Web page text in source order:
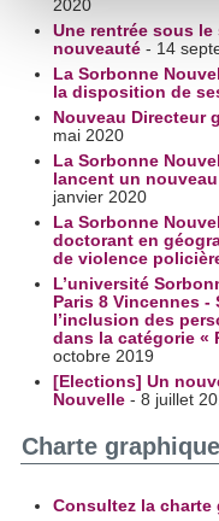
Pour en savoir plus
personnelles et
section « Détails ».
consentement à tout
les cookies.
Les cookies nous
et les annonces,
médias sociaux et
partageons
notre site avec nos
publicité et
d'autres informations
ont collectées lors de
2020
Une rentrée sous
nouveauté- 14
La Sorbonne
la disposition de
Nouveau Directeur
mai 2020
La Sorbonne
lancent un
janvier 2020
La Sorbonne
doctorant en
de violence
L’université
Paris 8 Vincennes
l’inclusion des
dans la catégorie «
octobre 2019
[Elections] Un
Nouvelle- 8 juillet
Charte graphique
Consultez la